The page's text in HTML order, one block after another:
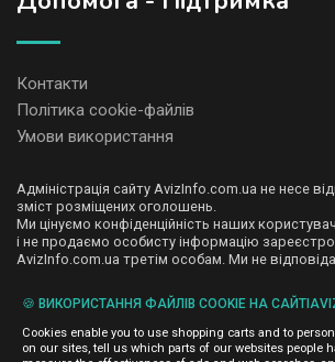
Контакти
Політика cookie-файлів
Умови використання
Адміністрація сайту AvizInfo.com.ua не несе
зміст розміщених оголошень.
Ми цінуємо конфіденційність наших
і не продаємо особисту інформацію
AvizInfo.com.ua третім особам. Ми не
деяких сторінках нашого сайту представлена
Adsense Advertising Network. Щоб дізнатися
правила конфіденційності Googleнатисніть
🍪 ВИКОРИСТАННЯ ФАЙЛІВ COOKIE НА
Cookies enable you to use shopping carts and to
on our sites, tell us which parts of our websites people